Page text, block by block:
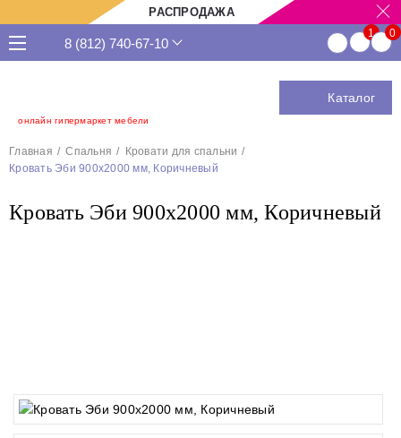
РАСПРОДАЖА
онлайн гипермаркет мебели
8 (812) 740-67-10
Каталог
Главная Спальня
Кровати для спальни
Кровать Эби 900х2000 мм, Коричневый
Кровать Эби 900х2000 мм, Коричневый